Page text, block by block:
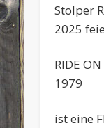
Stolper
2025
RIDE
1979
ist eine